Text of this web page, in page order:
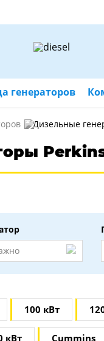
генераторов
Дизельные
100 кВт
кВт Сummins